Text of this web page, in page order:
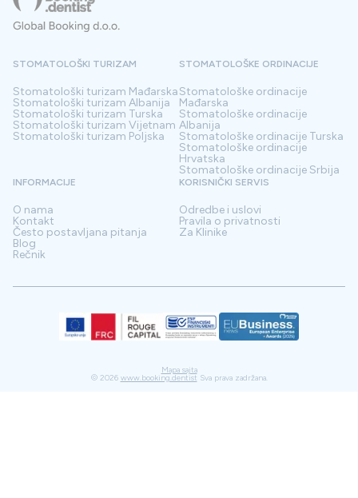
STOMATOLOŠKI TURIZAM
Stomatološki turizam Mađarska
Stomatološki turizam Albanija
Stomatološki turizam Turska
Stomatološki turizam Vijetnam
Stomatološki turizam Poljska
STOMATOLOŠKE ORDINACIJE
Stomatološke ordinacije
Mađarska
Stomatološke ordinacije
Albanija
Stomatološke ordinacije Turska
Stomatološke ordinacije
Hrvatska
Stomatološke ordinacije Srbija
INFORMACIJE
O nama
Kontakt
Često postavljana pitanja
Blog
Rečnik
KORISNIČKI SERVIS
Odredbe i uslovi
Pravila o privatnosti
Za Klinike
Mapa sajta
© 2026 www.booking.dentist Sva prava zadržana.